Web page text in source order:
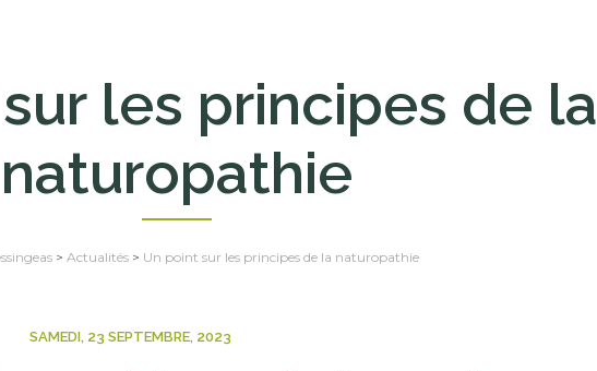
les principes de la
naturopathie
> Actualités> Un point sur les principes de la naturopathie
SAMEDI, 23 SEPTEMBRE, 2023